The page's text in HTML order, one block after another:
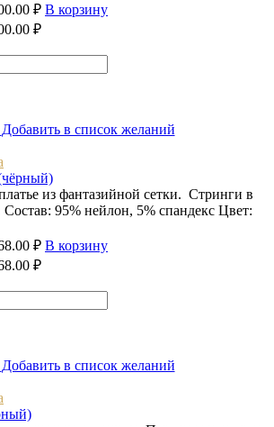
₽ В корзину
₽
Добавить в список желаний
из фантазийной cетки. Стринги в
Состав: 95% нейлон, 5% спандекс Цвет:
₽ В корзину
₽
Добавить в список желаний